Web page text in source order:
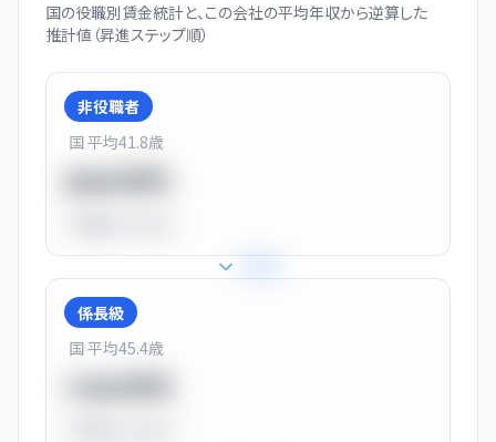
国の役職別賃金統計と、この会社の平均年収から逆算した
推計値（昇進ステップ順）
非役職者
国 平均41.8歳
係長級
国 平均45.4歳